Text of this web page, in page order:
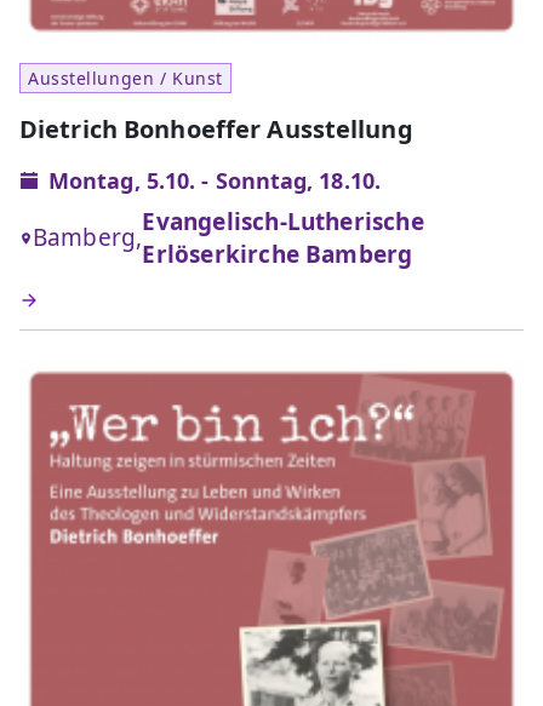
Ausstellungen / Kunst
Dietrich Bonhoeffer Ausstellung
Montag, 5.10. - Sonntag, 18.10.
Bamberg,
Evangelisch-Lutherische
Erlöserkirche Bamberg